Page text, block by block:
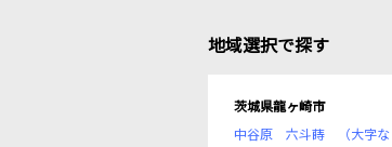
地域選択で探す
茨城県龍ヶ崎市
中谷原
六斗蒔 （大字な